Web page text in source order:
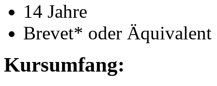
14 Jahre
Brevet* oder Äquivalent
Kursumfang: